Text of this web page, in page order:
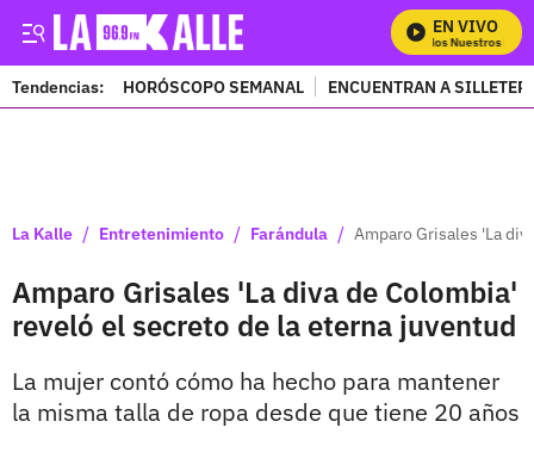
EN VIVO
Mira Todos Nuestros
Tendencias: HORÓSCOPO SEMANAL ENCUENTRAN A
La Kalle / Entretenimiento / Farándula / Amparo Grisales 'La
Amparo Grisales 'La diva de Colombia'
reveló el secreto de la eterna juventud
La mujer contó cómo ha hecho para mantener
la misma talla de ropa desde que tiene 20 años